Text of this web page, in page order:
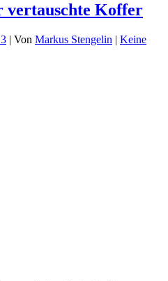
vertauschte Koffer
| Von Markus Stengelin | Keine